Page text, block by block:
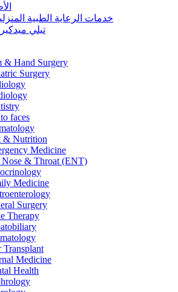
خدمات الرعاية الطبية
تيلي ميدكير
& Hand Surgery
Surgery
faces
& Nutrition
Medicine
Nose & Throat (ENT)
Medicine
Surgery
Therapy
Transplant
Medicine
Health